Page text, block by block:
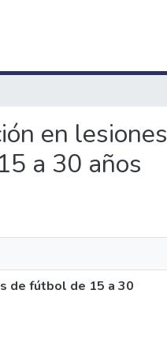
en lesiones
a 30 años
de fútbol de 15 a 30